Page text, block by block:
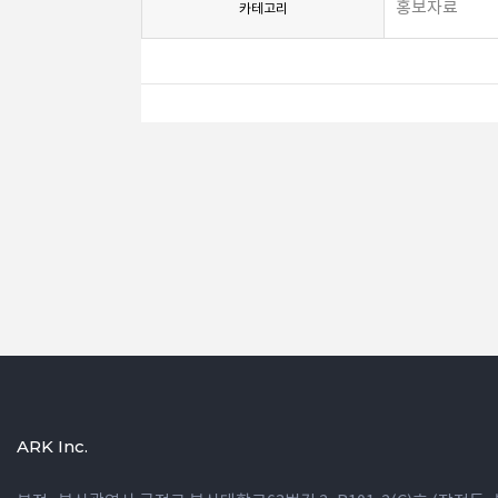
카테고리 홍보자료
ARK Inc.